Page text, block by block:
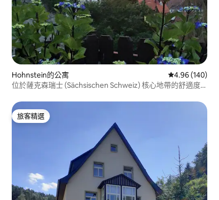
Hohnstein的公寓 從 140 則評價
4.96 (140)
位於薩克森瑞士 (Sächsischen Schweiz) 核心地帶的舒適度
旅客精選
旅客精選